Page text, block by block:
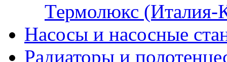
Термолюкс (Италия-
Насосы и насосные
Радиаторы и